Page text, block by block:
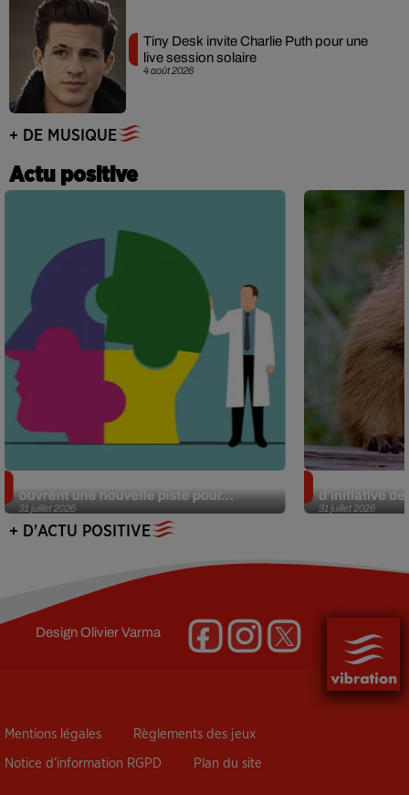
4 août 2026
Tiny Desk invite Charlie Puth pour une
live session solaire
+ DE MUSIQUE
Actu positive
31 juillet 2026
ouvrent une nouvelle piste pour...
31 juillet 2026
d’initiative
+ D'ACTU POSITIVE
DesignOlivier Varma
Mentions légales Règlements des jeux
Notice d’information RGPD Plan du site